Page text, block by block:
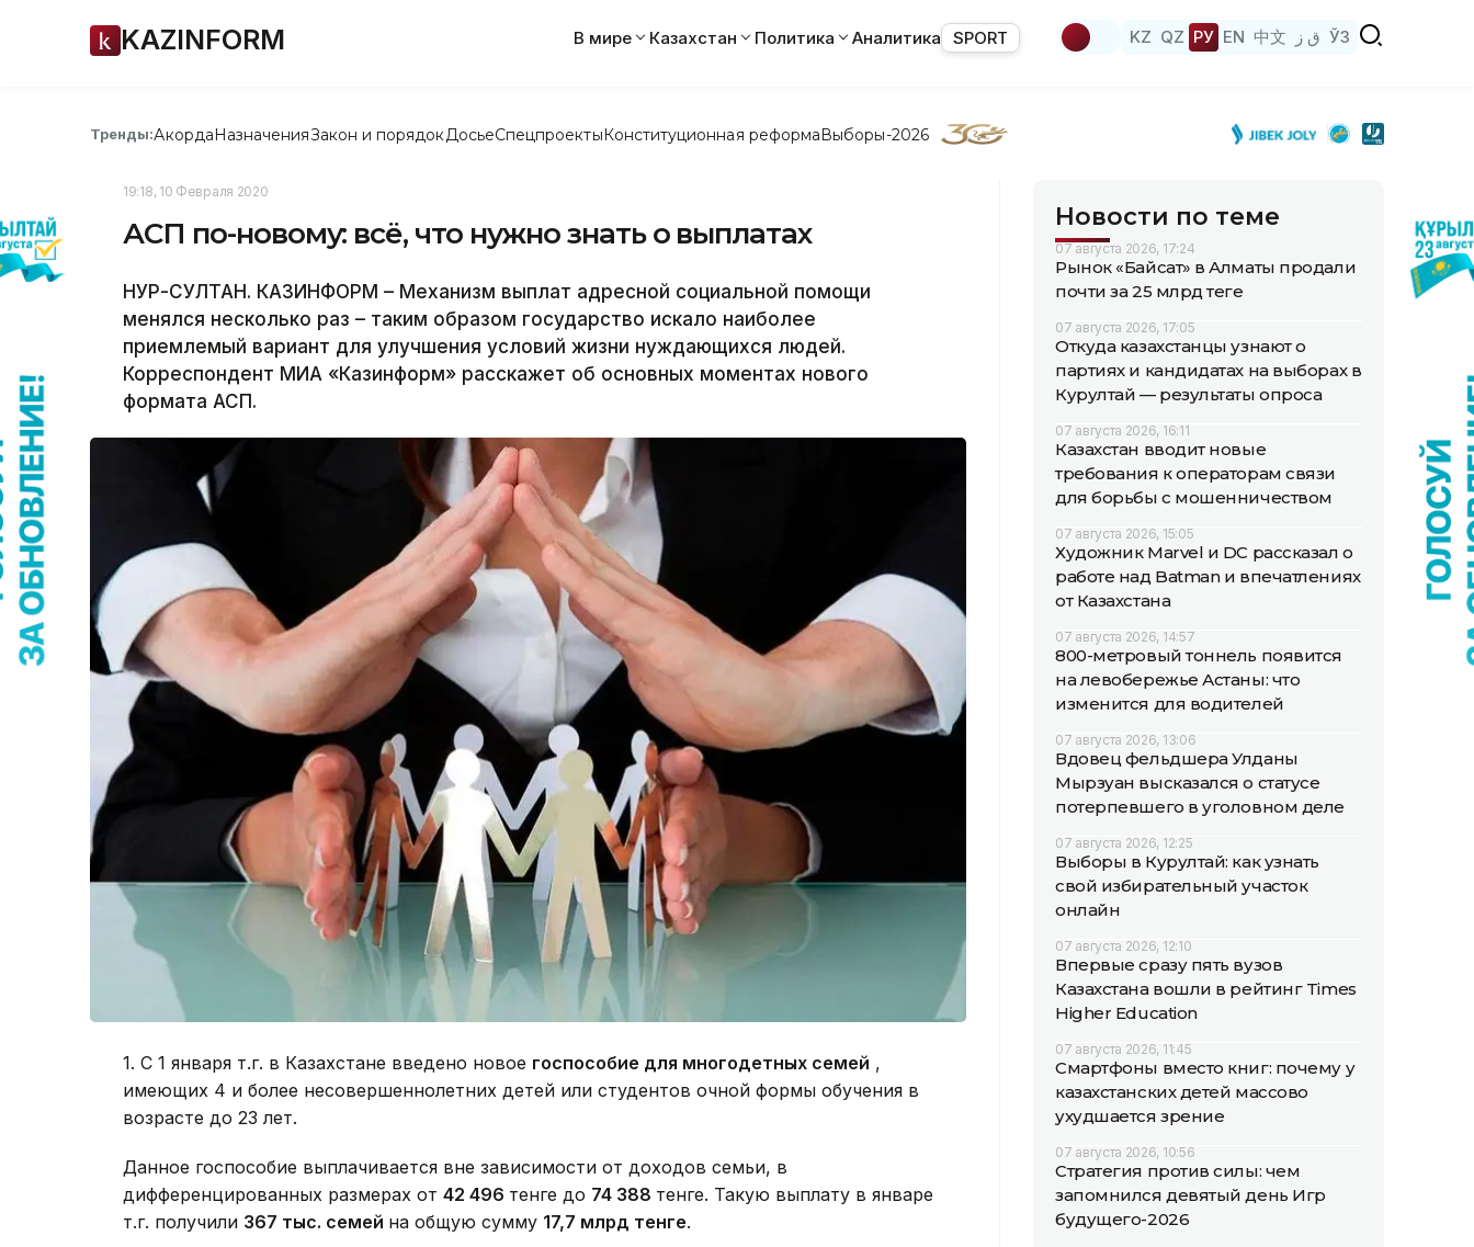
KAZINFORM В мире Казахстан Политика Аналитика SPORT KZ QZ РУ EN 中文 ق ز ЎЗ
Тренды:АкордаНазначенияЗакон и порядок ДосьеСпецпроектыКонституционная реформаВыборы-2026
19:18, 10 Февраля 2020
АСП по-новому: всё, что нужно знать о выплатах
НУР-СУЛТАН. КАЗИНФОРМ – Механизм выплат адресной социальной помощи
менялся несколько раз – таким образом государство искало наиболее
приемлемый вариант для улучшения условий жизни нуждающихся людей.
Корреспондент МИА «Казинформ» расскажет об основных моментах нового
формата АСП.
1. С 1 января т.г. в Казахстане введено новое госпособие для многодетных семей ,
имеющих 4 и более несовершеннолетних детей или студентов очной формы обучения в
возрасте до 23 лет.
Данное госпособие выплачивается вне зависимости от доходов семьи, в
дифференцированных размерах от 42 496 тенге до 74 388 тенге. Такую выплату в январе
т.г. получили 367 тыс. семей на общую сумму 17,7 млрд тенге.
Новости по теме
07 августа 2026, 17:24
Рынок «Байсат» в Алматы продали
почти за 25 млрд теңге
07 августа 2026, 17:05
Откуда казахстанцы узнают о
партиях и кандидатах на выборах в
Курултай — результаты опроса
07 августа 2026, 16:11
Казахстан вводит новые
требования к операторам связи
для борьбы с мошенничеством
07 августа 2026, 15:05
Художник Marvel и DC рассказал о
работе над Batman и впечатлениях
от Казахстана
07 августа 2026, 14:57
800-метровый тоннель появится
на левобережье Астаны: что
изменится для водителей
07 августа 2026, 13:06
Вдовец фельдшера Улданы
Мырзуан высказался о статусе
потерпевшего в уголовном деле
07 августа 2026, 12:25
Выборы в Курултай: как узнать
свой избирательный участок
онлайн
07 августа 2026, 12:10
Впервые сразу пять вузов
Казахстана вошли в рейтинг Times
Higher Education
07 августа 2026, 11:45
Смартфоны вместо книг: почему у
казахстанских детей массово
ухудшается зрение
07 августа 2026, 10:56
Стратегия против силы: чем
запомнился девятый день Игр
будущего-2026